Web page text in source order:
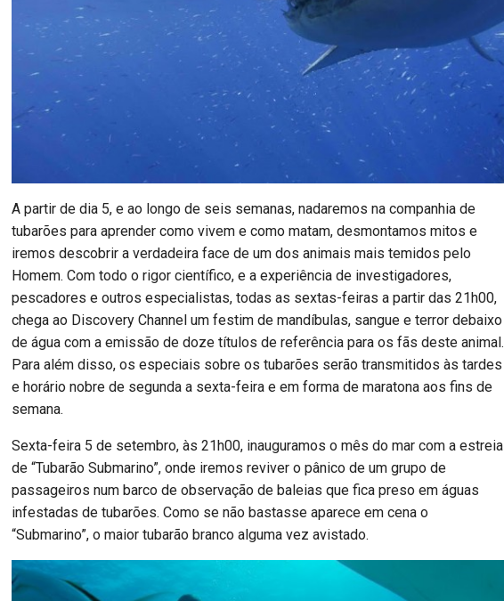
A partir de dia 5, e ao longo de seis semanas, nadaremos na companhia de
tubarões para aprender como vivem e como matam, desmontamos mitos e
iremos descobrir a verdadeira face de um dos animais mais temidos pelo
Homem. Com todo o rigor científico, e a experiência de investigadores,
pescadores e outros especialistas, todas as sextas-feiras a partir das 21h00,
chega ao Discovery Channel um festim de mandíbulas, sangue e terror debaixo
de água com a emissão de doze títulos de referência para os fãs deste animal.
Para além disso, os especiais sobre os tubarões serão transmitidos às tardes
e horário nobre de segunda a sexta-feira e em forma de maratona aos fins de
semana.
Sexta-feira 5 de setembro, às 21h00, inauguramos o mês do mar com a estreia
de “Tubarão Submarino”, onde iremos reviver o pânico de um grupo de
passageiros num barco de observação de baleias que fica preso em águas
infestadas de tubarões. Como se não bastasse aparece em cena o
“Submarino”, o maior tubarão branco alguma vez avistado.